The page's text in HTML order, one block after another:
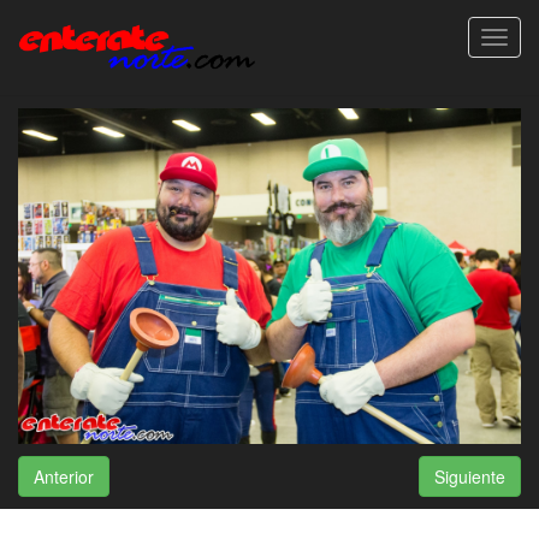
Anterior Siguiente